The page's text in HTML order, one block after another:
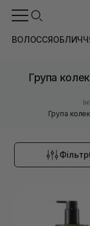
ВОЛОССЯ
Група
Група
Фільтр